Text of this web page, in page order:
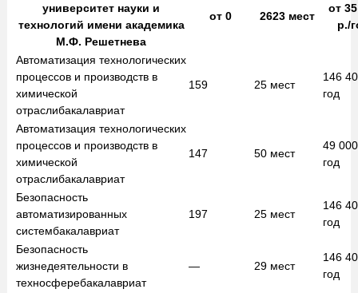
университет науки и
технологий имени академика
М.Ф. Решетнева
от0 2623 мест
от35
р./
Автоматизация технологических
процессов и производств в
химической
отраслибакалавриат
159 25 мест
146
год
Автоматизация технологических
процессов и производств в
химической
отраслибакалавриат
147 50 мест
49
год
Безопасность
автоматизированных
систембакалавриат
197 25 мест
146
год
Безопасность
жизнедеятельности в
техносферебакалавриат
— 29 мест
146
год